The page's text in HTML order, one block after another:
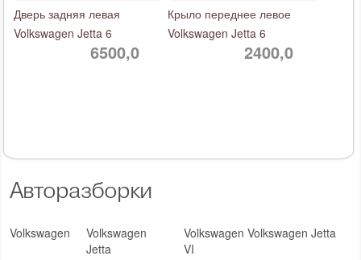
Авторазборки
Volkswagen
Volkswagen
Jetta
Volkswagen Volkswagen Jetta
VI
Дверь задняя левая
Volkswagen Jetta 6
6500,0
Крыло переднее левое
Volkswagen Jetta 6
2400,0